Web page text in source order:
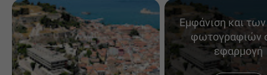
Εμφάνιση και
φωτογραφιών
εφαρμογή